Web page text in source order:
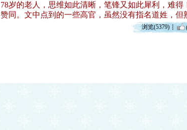
78岁的老人，思维如此清晰，笔锋又如此犀利，难
赞同。文中点到的一些高官，虽然没有指名道姓，
浏览(5379)